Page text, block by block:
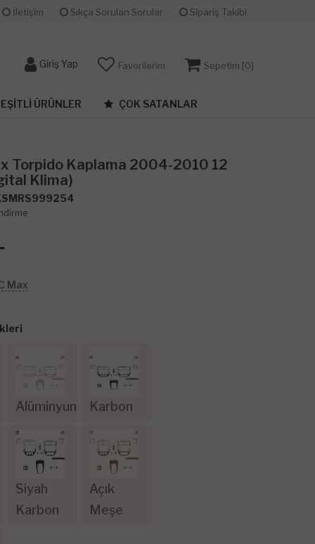
İletişim Sıkça Sorulan Sorular Sipariş Takibi
Giriş Yap Favorilerim Sepetim [0]
ÜRÜNLER ÇOK SATANLAR
Torpido Kaplama 2004-2010 12
Klima)
Max
Alüminyum Karbon
Siyah
Karbon
Açık
Meşe